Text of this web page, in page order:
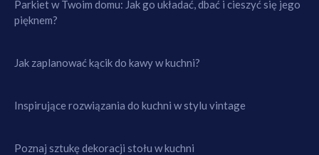
Parkiet w Twoim domu: Jak go układać, dbać i cieszyć się jego
pięknem?
Jak zaplanować kącik do kawy w kuchni?
Inspirujące rozwiązania do kuchni w stylu vintage
Poznaj sztukę dekoracji stołu w kuchni